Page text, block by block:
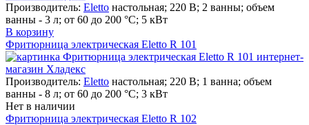
Производитель: Eletto настольная; 220 В; 2 ванны; объем
ванны - 3 л; от 60 до 200 °С; 5 кВт
В корзину
Фритюрница электрическая Eletto R 101
Производитель: Eletto настольная; 220 В; 1 ванна; объем
ванны - 8 л; от 60 до 200 °С; 3 кВт
Нет в наличии
Фритюрница электрическая Eletto R 102